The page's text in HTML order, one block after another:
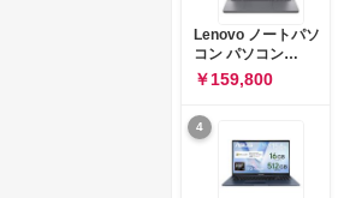
Lenovo ノートパソ
コン パソコン
IdeaPad Slim 3 14.0
インチ AMD
Ryzen™ 5 8640HS
メモリ16GB
SSD512GB
Microsoft 365 試用
版 Windows11 バッ
￥159,800
4